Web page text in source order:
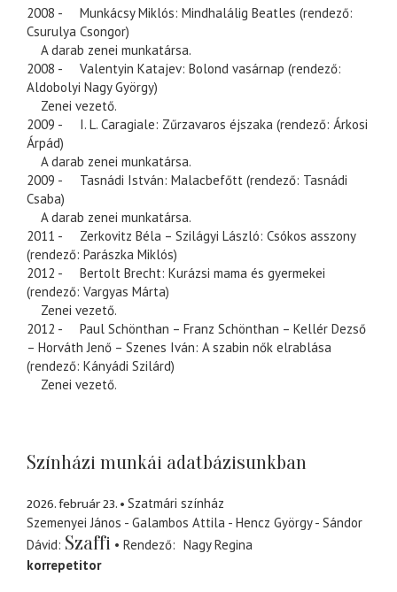
2008 - Munkácsy Miklós: Mindhalálig Beatles (rendező:
Csurulya Csongor)
A darab zenei munkatársa.
2008 - Valentyin Katajev: Bolond vasárnap (rendező:
Aldobolyi Nagy György)
Zenei vezető.
2009 - I. L. Caragiale: Zűrzavaros éjszaka (rendező: Árkosi
Árpád)
A darab zenei munkatársa.
2009 - Tasnádi István: Malacbefőtt (rendező: Tasnádi
Csaba)
A darab zenei munkatársa.
2011 - Zerkovitz Béla – Szilágyi László: Csókos asszony
(rendező: Parászka Miklós)
2012 - Bertolt Brecht: Kurázsi mama és gyermekei
(rendező: Vargyas Márta)
Zenei vezető.
2012 - Paul Schönthan – Franz Schönthan – Kellér Dezső
– Horváth Jenő – Szenes Iván: A szabin nők elrablása
(rendező: Kányádi Szilárd)
Zenei vezető.
Színházi munkái adatbázisunkban
2026. február 23.
Szatmári színház
Szemenyei János - Galambos Attila - Hencz György - Sándor
Dávid Szaffi Rendező
Nagy Regina
korrepetitor